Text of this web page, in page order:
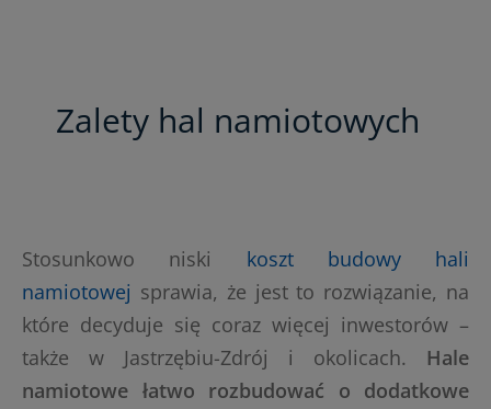
Zalety hal namiotowych
Stosunkowo niski koszt budowy hali
namiotowej sprawia, że jest to rozwiązanie, na
które decyduje się coraz więcej inwestorów –
także w Jastrzębiu-Zdrój i okolicach. Hale
namiotowe łatwo rozbudować o dodatkowe